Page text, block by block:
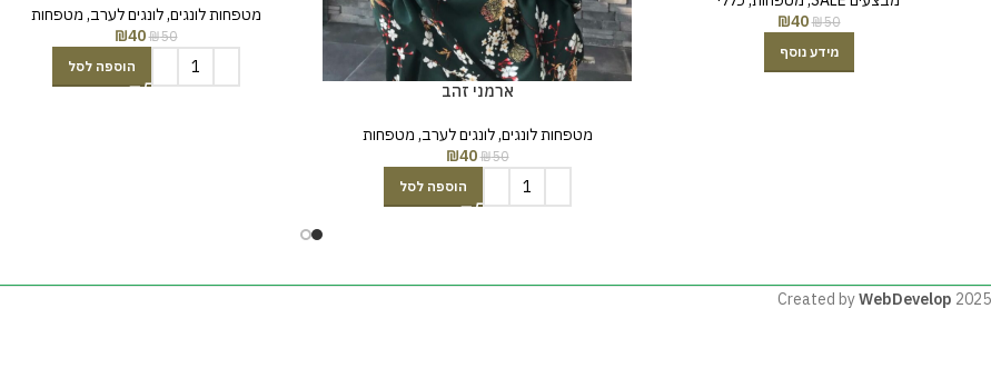
₪50
₪40
מידע נוסף
ארמני זהב
מטפחות לונגים,לונגים לערב, מטפחות
₪50
₪40
הוספה לסל
מטפחות לונגים,לונגים לערב, מטפחות
₪50
₪40
הוספה לסל
Created byWebDevelop 2025